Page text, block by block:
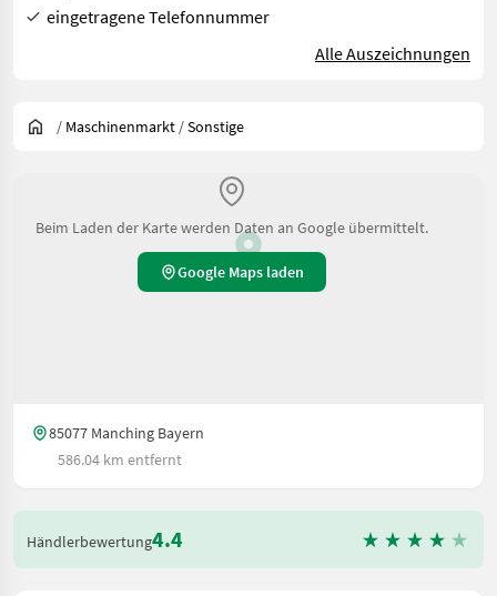
eingetragene Telefonnummer
Alle Auszeichnungen
/ Maschinenmarkt /Sonstige
Beim Laden der Karte werden Daten an Google übermittelt.
Google Maps laden
85077 Manching Bayern
586.04 km entfernt
Händlerbewertung4.4